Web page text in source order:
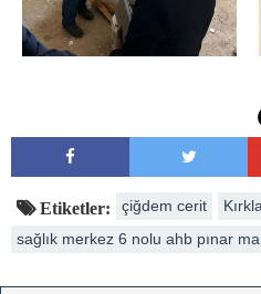
Etiketler: çiğdem cerit
sağlık merkez 6 nolu ahb pınar